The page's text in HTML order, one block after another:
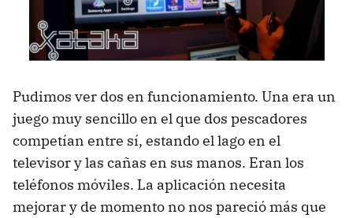
Pudimos ver dos en funcionamiento. Una era un
juego muy sencillo en el que dos pescadores
competían entre sí, estando el lago en el
televisor y las cañas en sus manos. Eran los
teléfonos móviles. La aplicación necesita
mejorar y de momento no nos pareció más que